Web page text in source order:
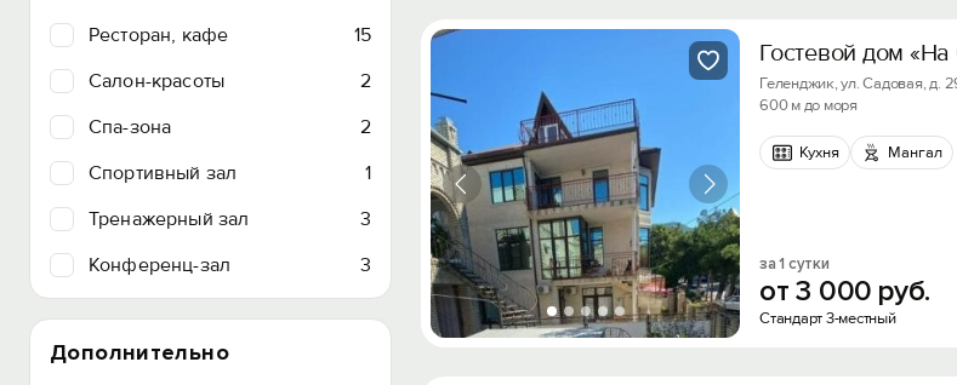
Ресторан, кафе
15
Салон-красоты
2
Спа-зона
2
Спортивный зал
1
Тренажерный зал
3
Конференц-зал
3
Дополнительно
Гостевой дом
Геленджик, ул. Садовая, д.
600 м до моря
Кухня Мангал
за 1 сутки
от3 000 руб.
Стандарт 3-местный